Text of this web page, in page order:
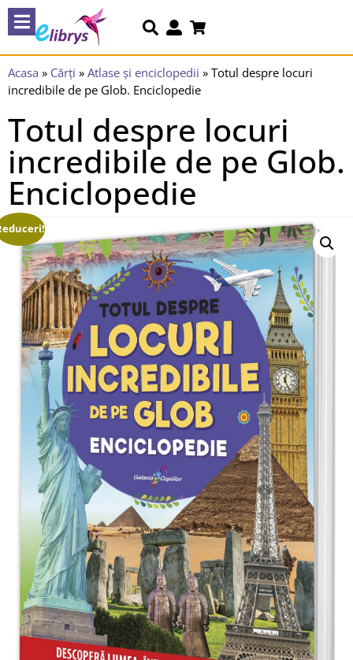
Acasa » Cărți » Atlase și enciclopedii » Totul despre locuri
incredibile de pe Glob. Enciclopedie
Totul despre locuri
incredibile de pe Glob.
Enciclopedie